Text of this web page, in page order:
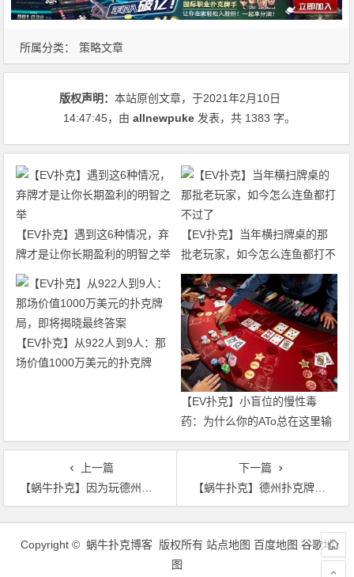
所属分类： 策略文章
版权声明：本站原创文章，于2021年2月10日
14:47:45，由allnewpuke 发表，共 1383 字。
【EV扑克】遇到这6种情况，弃
牌才是让你长期盈利的明智之举
【EV扑克】当年横扫牌桌的那
批老玩家，如今怎么连鱼都打不
过了
【EV扑克】从922人到9人：那
场价值1000万美元的扑克牌
【EV扑克】小盲位的慢性毒
药：为什么你的ATo总在这里输
钱？
上一篇
【蜗牛扑克】因为玩德州扑克变得更加聪明了，你同意吗？
下一篇
【蜗牛扑克】德州扑克牌手们喜欢听的那些经典扑克歌曲
文
Copyright © 蜗牛扑克博客 版权所有 站点地图 百度地图 谷歌地
图